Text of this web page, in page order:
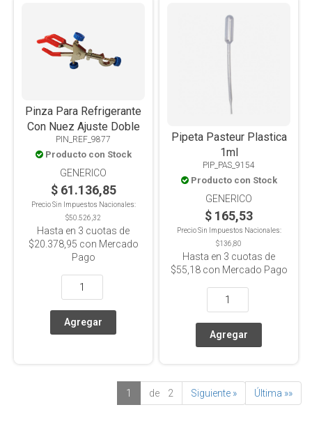
Pinza Para Refrigerante
Con Nuez Ajuste Doble
PIN_REF_9877
Producto con Stock
GENERICO
$ 61.136,85
Precio Sin Impuestos Nacionales:
$50.526,32
Hasta en 3 cuotas de
$20.378,95 con Mercado
Pago
Pipeta Pasteur Plastica
1ml
PIP_PAS_9154
Producto con Stock
GENERICO
$ 165,53
Precio Sin Impuestos Nacionales:
$136,80
Hasta en 3 cuotas de
$55,18con Mercado Pago
1 de 2 Siguiente » Última »»